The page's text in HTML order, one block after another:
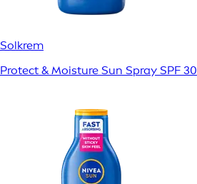
Solkrem
Protect & Moisture Sun Spray SPF 30